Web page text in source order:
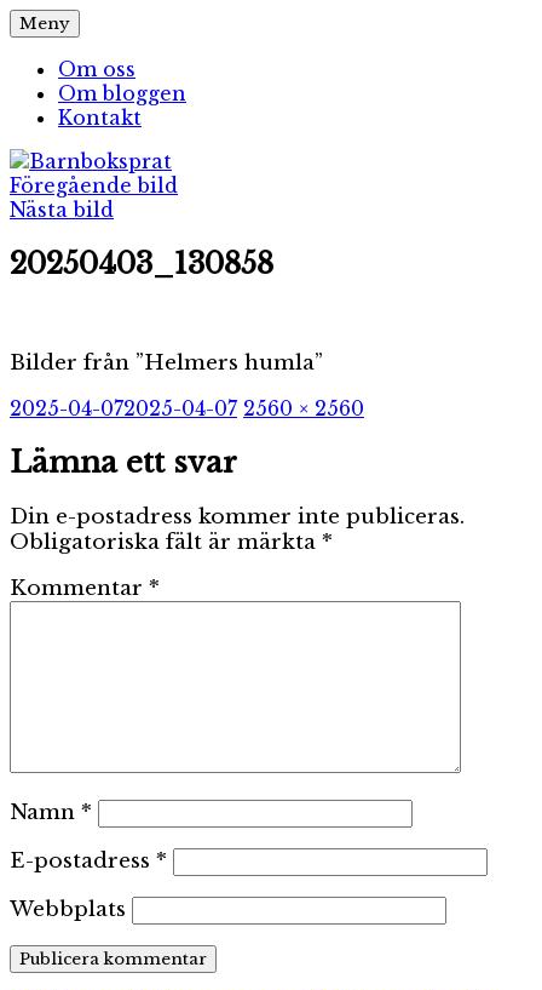
Hoppa
till
innehåll
Barnboksprat
– en blogg om barnböcker
Meny
Om oss
Om bloggen
Kontakt
Föregående bild
Nästa bild
20250403_130858
Bilder från ”Helmers humla”
Publicerat
2025-04-072025-04-07 Full
2560 × 2560
Lämna ett svar
Din e-postadress kommer inte publiceras.
Obligatoriska fält är märkta *
Kommentar *
Namn *
E-postadress *
Webbplats